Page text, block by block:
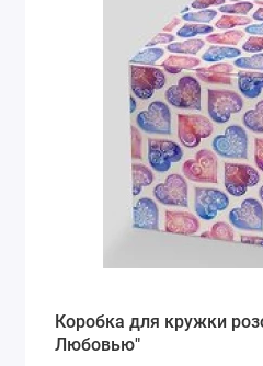
Коробка для кружки
Любовью"